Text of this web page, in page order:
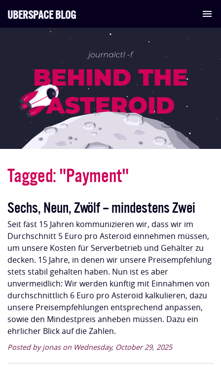
UBERSPACE BLOG
Tagged: "Payment"
Sechs, Neun, Zwölf – mindestens Zwei
Seit fast 15 Jahren kommunizieren wir, dass wir im
Durchschnitt 5 Euro pro Asteroid einnehmen müssen,
um unsere Kosten für Serverbetrieb und Gehälter zu
decken. 15 Jahre, in denen wir unsere Preisempfehlung
stets stabil gehalten haben. Nun ist es aber
unvermeidlich: Wir werden künftig mit Einnahmen von
durchschnittlich 6 Euro pro Asteroid kalkulieren, dazu
unsere Preisempfehlungen entsprechend anpassen,
sowie den Mindestpreis anheben müssen. Dazu ein
ehrlicher Blick auf die Zahlen.
Posted by jonas on Wednesday, October 29, 2025